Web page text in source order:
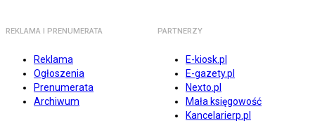
REKLAMA I PRENUMERATA
Reklama
Ogłoszenia
Prenumerata
Archiwum
PARTNERZY
E-kiosk.pl
E-gazety.pl
Nexto.pl
Mała księgowość
Kancelarierp.pl